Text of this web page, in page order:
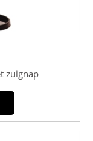
zuignap